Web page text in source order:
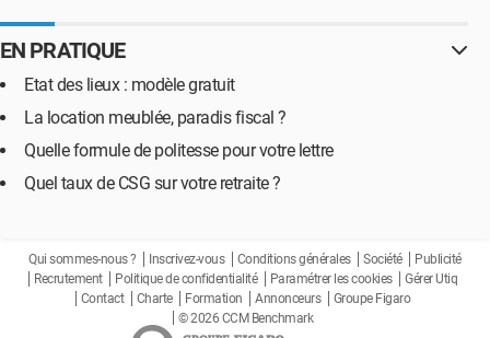
EN PRATIQUE
Etat des lieux : modèle gratuit
La location meublée, paradis fiscal ?
Quelle formule de politesse pour votre lettre
Quel taux de CSG sur votre retraite ?
Qui sommes-nous ? Inscrivez-vous Conditions générales Société
Publicité
Recrutement
Politique de confidentialité Paramétrer les cookies
Gérer Utiq
Contact
Charte Formation Annonceurs
Groupe Figaro
© 2026 CCM Benchmark